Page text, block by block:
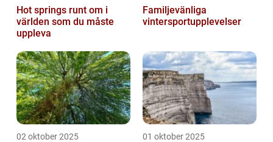
Hot springs runt om i
världen som du måste
uppleva
Familjevänliga
vintersportupplevelser
02 oktober 2025 01 oktober 2025